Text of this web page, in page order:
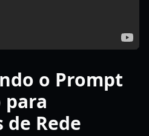
o Prompt
para
de Rede